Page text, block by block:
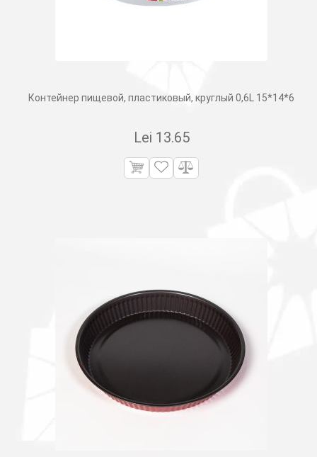
Контейнер пищевой, пластиковый, круглый 0,6L 15*14*6
Lei 13.65